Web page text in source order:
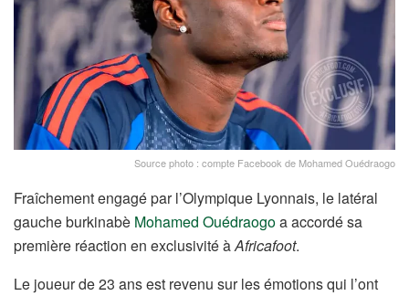
Source photo : compte Facebook de Mohamed Ouédraogo
Fraîchement engagé par l’Olympique Lyonnais, le latéral
gauche burkinabè Mohamed Ouédraogoa accordé sa
première réaction en exclusivité àAfricafoot.
Le joueur de 23 ans est revenu sur les émotions qui l’ont